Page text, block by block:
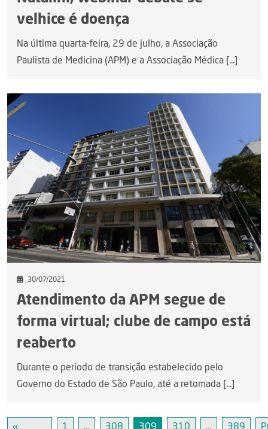
velhice é doença
Na última quarta-feira, 29 de julho, a Associação
Paulista de Medicina (APM) e a Associação Médica [...]
30/07/2021
Atendimento da APM segue de
forma virtual; clube de campo está
reaberto
Durante o período de transição estabelecido pelo
Governo do Estado de São Paulo, até a retomada [...]